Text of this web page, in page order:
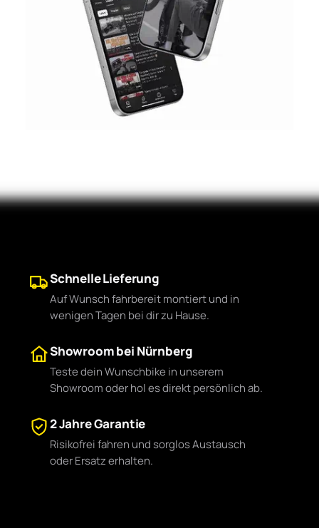
Schnelle Lieferung
Auf Wunsch fahrbereit montiert und in
wenigen Tagen bei dir zu Hause.
Showroom bei Nürnberg
Teste dein Wunschbike in unserem
Showroom oder hol es direkt persönlich ab.
2 Jahre Garantie
Risikofrei fahren und sorglos Austausch
oder Ersatz erhalten.